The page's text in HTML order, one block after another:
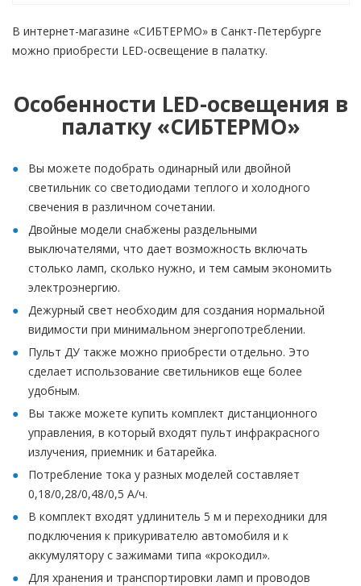
В интернет-магазине «СИБТЕРМО» в Санкт-Петербурге
можно приобрести LED-освещение в палатку.
Особенности LED-освещения в
палатку «СИБТЕРМО»
Вы можете подобрать одинарный или двойной
светильник со светодиодами теплого и холодного
свечения в различном сочетании.
Двойные модели снабжены раздельными
выключателями, что дает возможность включать
столько ламп, сколько нужно, и тем самым экономить
электроэнергию.
Дежурный свет необходим для создания нормальной
видимости при минимальном энергопотреблении.
Пульт ДУ также можно приобрести отдельно. Это
сделает использование светильников еще более
удобным.
Вы также можете купить комплект дистанционного
управления, в который входят пульт инфракрасного
излучения, приемник и батарейка.
Потребление тока у разных моделей составляет
0,18/0,28/0,48/0,5 А/ч.
В комплект входят удлинитель 5 м и переходники для
подключения к прикуривателю автомобиля и к
аккумулятору с зажимами типа «крокодил».
Для хранения и транспортировки ламп и проводов